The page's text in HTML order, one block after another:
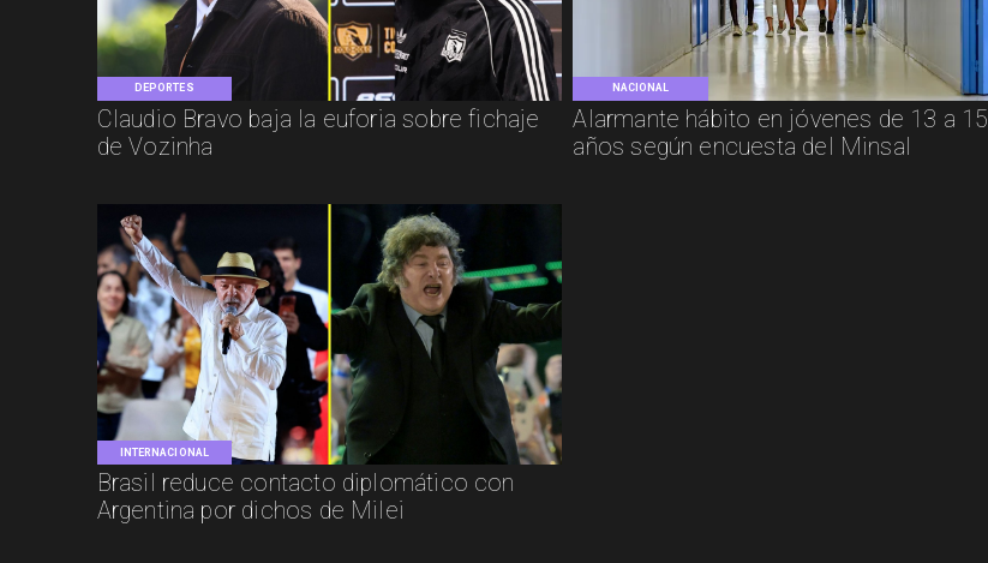
DEPORTES
Claudio Bravo baja la euforia sobre fichaje
de Vozinha
NACIONAL
Alarmante hábito en jóvenes de 13 a 15
años según encuesta del Minsal
INTERNACIONAL
Brasil reduce contacto diplomático con
Argentina por dichos de Milei